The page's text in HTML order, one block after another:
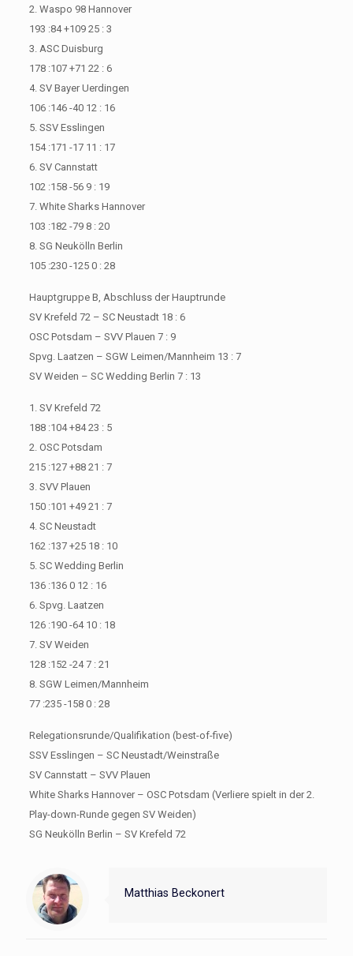
2. Waspo 98 Hannover
193 :84 +109 25 : 3
3. ASC Duisburg
178 :107 +71 22 : 6
4. SV Bayer Uerdingen
106 :146 -40 12 : 16
5. SSV Esslingen
154 :171 -17 11 : 17
6. SV Cannstatt
102 :158 -56 9 : 19
7. White Sharks Hannover
103 :182 -79 8 : 20
8. SG Neukölln Berlin
105 :230 -125 0 : 28
Hauptgruppe B, Abschluss der Hauptrunde
SV Krefeld 72 – SC Neustadt 18 : 6
OSC Potsdam – SVV Plauen 7 : 9
Spvg. Laatzen – SGW Leimen/Mannheim 13 : 7
SV Weiden – SC Wedding Berlin 7 : 13
1. SV Krefeld 72
188 :104 +84 23 : 5
2. OSC Potsdam
215 :127 +88 21 : 7
3. SVV Plauen
150 :101 +49 21 : 7
4. SC Neustadt
162 :137 +25 18 : 10
5. SC Wedding Berlin
136 :136 0 12 : 16
6. Spvg. Laatzen
126 :190 -64 10 : 18
7. SV Weiden
128 :152 -24 7 : 21
8. SGW Leimen/Mannheim
77 :235 -158 0 : 28
Relegationsrunde/Qualifikation (best-of-five)
SSV Esslingen – SC Neustadt/Weinstraße
SV Cannstatt – SVV Plauen
White Sharks Hannover – OSC Potsdam (Verliere spielt in der 2.
Play-down-Runde gegen SV Weiden)
SG Neukölln Berlin – SV Krefeld 72
Matthias Beckonert